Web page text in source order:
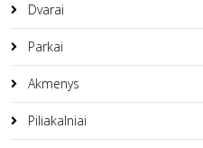
Dvarai
Parkai
Akmenys
Piliakalniai